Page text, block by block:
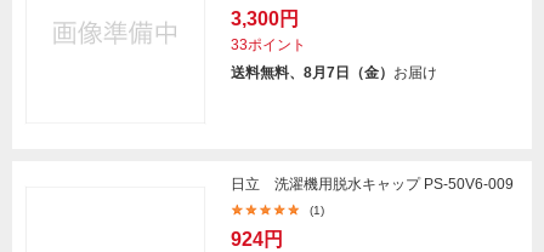
3,300円
33ポイント
送料無料、8月7日（金） お届け
日立 洗濯機用脱水キャップ PS-50V6-009
(1)
924円